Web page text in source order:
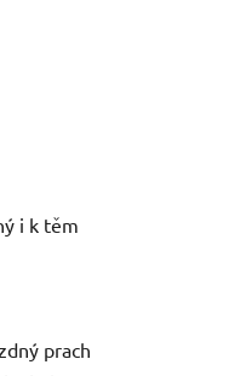
i k těm
prach